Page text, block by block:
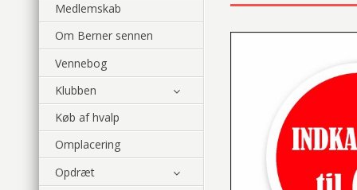
Medlemskab
Om Berner sennen
Vennebog
Klubben
Køb af hvalp
Omplacering
Opdræt